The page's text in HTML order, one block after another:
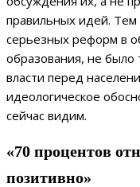
правильных идей. Тем
серьезных реформ в
образования, не было
власти перед
идеологическое
сейчас видим.
«70 процентов
позитивно»